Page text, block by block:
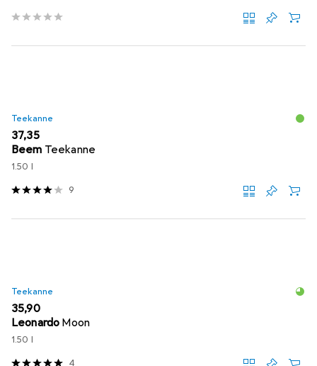
Teekanne
EUR
37,35
Beem Teekanne
1.50 l
9
Teekanne
EUR
35,90
Leonardo Moon
1.50 l
4